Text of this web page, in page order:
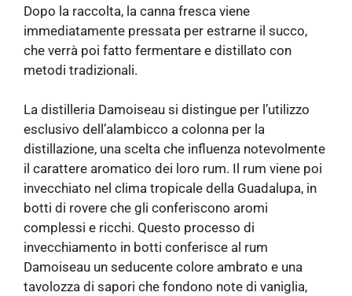
Dopo la raccolta, la canna fresca viene
immediatamente pressata per estrarne il succo,
che verrà poi fatto fermentare e distillato con
metodi tradizionali.
La distilleria Damoiseau si distingue per l’utilizzo
esclusivo dell’alambicco a colonna per la
distillazione, una scelta che influenza notevolmente
il carattere aromatico dei loro rum. Il rum viene poi
invecchiato nel clima tropicale della Guadalupa, in
botti di rovere che gli conferiscono aromi
complessi e ricchi. Questo processo di
invecchiamento in botti conferisce al rum
Damoiseau un seducente colore ambrato e una
tavolozza di sapori che fondono note di vaniglia,